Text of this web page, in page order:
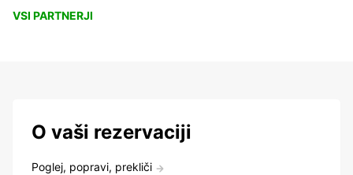
VSI PARTNERJI
O vaši rezervaciji
Poglej, popravi, prekliči